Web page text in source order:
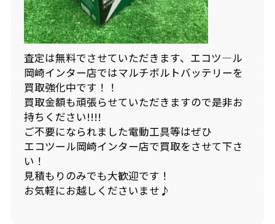
査定は無料でさせていただきます、エコツ―ル
岡崎インター店ではマルチボルトバッテリーを
買取強化中です！！
買取金額も頑張らせていただきますので是非お
持ちください!!!!
ご不要になられました電動工具等はぜひ
エコツール岡崎インター店で買取をさせて下さ
い！
見積もりのみでも大歓迎です！
お気軽にお越しくださいませ♪